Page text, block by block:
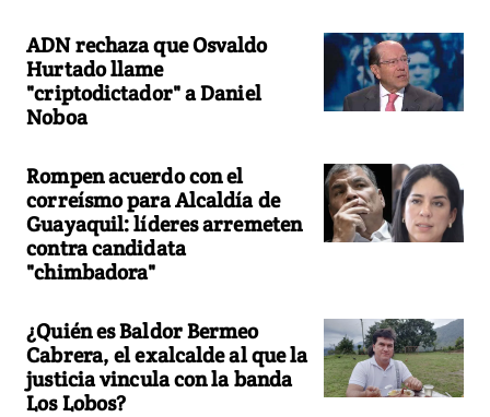
ADN rechaza que Osvaldo
Hurtado llame
"criptodictador" a Daniel
Noboa
Rompen acuerdo con el
correísmo para Alcaldía de
Guayaquil: líderes arremeten
contra candidata
"chimbadora"
¿Quién es Baldor Bermeo
Cabrera, el exalcalde al que la
justicia vincula con la banda
Los Lobos?